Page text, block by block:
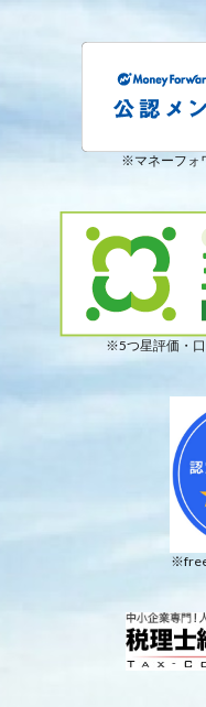
※マネーフォ
※5つ星評価・